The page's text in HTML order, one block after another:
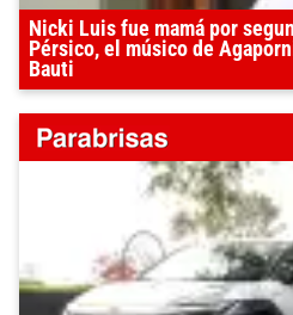
Nicki Luis fue mamá por
Pérsico, el músico de
Bauti